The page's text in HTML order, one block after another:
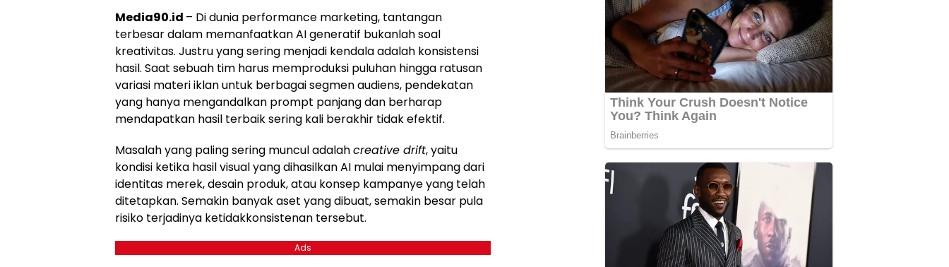
Media90.id – Di dunia performance marketing, tantangan
terbesar dalam memanfaatkan AI generatif bukanlah soal
kreativitas. Justru yang sering menjadi kendala adalah konsistensi
hasil. Saat sebuah tim harus memproduksi puluhan hingga ratusan
variasi materi iklan untuk berbagai segmen audiens, pendekatan
yang hanya mengandalkan prompt panjang dan berharap
mendapatkan hasil terbaik sering kali berakhir tidak efektif.
Masalah yang paling sering muncul adalahcreative drift, yaitu
kondisi ketika hasil visual yang dihasilkan AI mulai menyimpang dari
identitas merek, desain produk, atau konsep kampanye yang telah
ditetapkan. Semakin banyak aset yang dibuat, semakin besar pula
risiko terjadinya ketidakkonsistenan tersebut.
Ads